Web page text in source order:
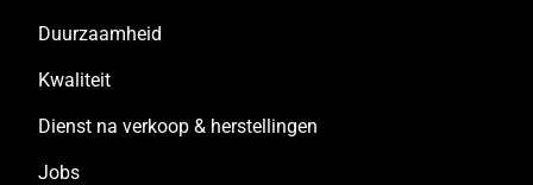
Duurzaamheid
Kwaliteit
Dienst na verkoop & herstellingen
Jobs